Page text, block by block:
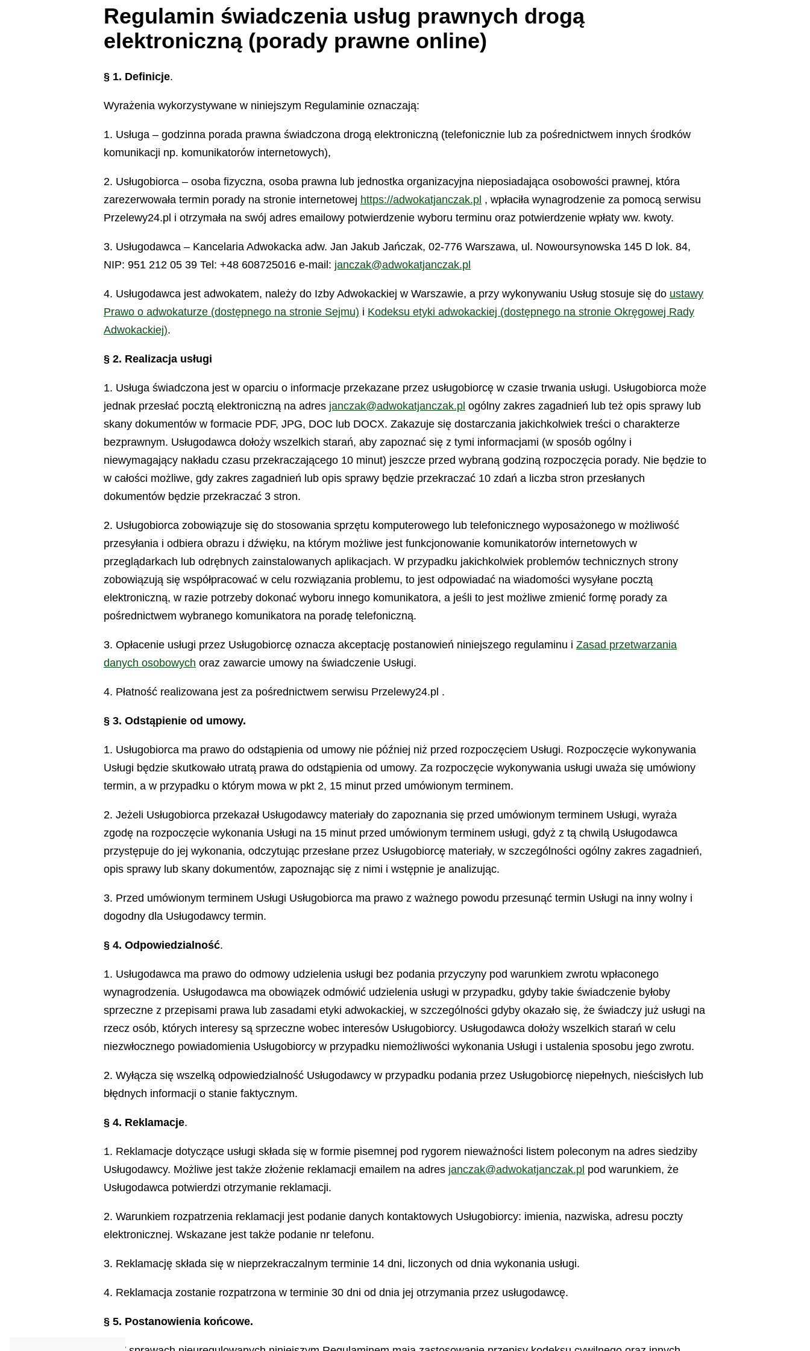
Regulamin świadczenia usług prawnych drogą
elektroniczną (porady prawne online)
§ 1. Definicje.
Wyrażenia wykorzystywane w niniejszym Regulaminie oznaczają:
1. Usługa – godzinna porada prawna świadczona drogą elektroniczną (telefonicznie lub za pośrednictwem innych środków
komunikacji np. komunikatorów internetowych),
2. Usługobiorca – osoba fizyczna, osoba prawna lub jednostka organizacyjna nieposiadająca osobowości prawnej, która
zarezerwowała termin porady na stronie internetowej https://adwokatjanczak.pl , wpłaciła wynagrodzenie za pomocą serwisu
Przelewy24.pl i otrzymała na swój adres emailowy potwierdzenie wyboru terminu oraz potwierdzenie wpłaty ww. kwoty.
3. Usługodawca – Kancelaria Adwokacka adw. Jan Jakub Jańczak, 02-776 Warszawa, ul. Nowoursynowska 145 D lok. 84,
NIP: 951 212 05 39 Tel: +48 608725016 e-mail: janczak@adwokatjanczak.pl
4. Usługodawca jest adwokatem, należy do Izby Adwokackiej w Warszawie, a przy wykonywaniu Usług stosuje się do ustawy
Prawo o adwokaturze (dostępnego na stronie Sejmu) i Kodeksu etyki adwokackiej (dostępnego na stronie Okręgowej Rady
Adwokackiej).
§ 2. Realizacja usługi
1. Usługa świadczona jest w oparciu o informacje przekazane przez usługobiorcę w czasie trwania usługi. Usługobiorca może
jednak przesłać pocztą elektroniczną na adres janczak@adwokatjanczak.pl ogólny zakres zagadnień lub też opis sprawy lub
skany dokumentów w formacie PDF, JPG, DOC lub DOCX. Zakazuje się dostarczania jakichkolwiek treści o charakterze
bezprawnym. Usługodawca dołoży wszelkich starań, aby zapoznać się z tymi informacjami (w sposób ogólny i
niewymagający nakładu czasu przekraczającego 10 minut) jeszcze przed wybraną godziną rozpoczęcia porady. Nie będzie to
w całości możliwe, gdy zakres zagadnień lub opis sprawy będzie przekraczać 10 zdań a liczba stron przesłanych
dokumentów będzie przekraczać 3 stron.
2. Usługobiorca zobowiązuje się do stosowania sprzętu komputerowego lub telefonicznego wyposażonego w możliwość
przesyłania i odbiera obrazu i dźwięku, na którym możliwe jest funkcjonowanie komunikatorów internetowych w
przeglądarkach lub odrębnych zainstalowanych aplikacjach. W przypadku jakichkolwiek problemów technicznych strony
zobowiązują się współpracować w celu rozwiązania problemu, to jest odpowiadać na wiadomości wysyłane pocztą
elektroniczną, w razie potrzeby dokonać wyboru innego komunikatora, a jeśli to jest możliwe zmienić formę porady za
pośrednictwem wybranego komunikatora na poradę telefoniczną.
3. Opłacenie usługi przez Usługobiorcę oznacza akceptację postanowień niniejszego regulaminu i Zasad przetwarzania
danych osobowych oraz zawarcie umowy na świadczenie Usługi.
4. Płatność realizowana jest za pośrednictwem serwisu Przelewy24.pl .
§ 3. Odstąpienie od umowy.
1. Usługobiorca ma prawo do odstąpienia od umowy nie później niż przed rozpoczęciem Usługi. Rozpoczęcie wykonywania
Usługi będzie skutkowało utratą prawa do odstąpienia od umowy. Za rozpoczęcie wykonywania usługi uważa się umówiony
termin, a w przypadku o którym mowa w pkt 2, 15 minut przed umówionym terminem.
2. Jeżeli Usługobiorca przekazał Usługodawcy materiały do zapoznania się przed umówionym terminem Usługi, wyraża
zgodę na rozpoczęcie wykonania Usługi na 15 minut przed umówionym terminem usługi, gdyż z tą chwilą Usługodawca
przystępuje do jej wykonania, odczytując przesłane przez Usługobiorcę materiały, w szczególności ogólny zakres zagadnień,
opis sprawy lub skany dokumentów, zapoznając się z nimi i wstępnie je analizując.
3. Przed umówionym terminem Usługi Usługobiorca ma prawo z ważnego powodu przesunąć termin Usługi na inny wolny i
dogodny dla Usługodawcy termin.
§ 4. Odpowiedzialność.
1. Usługodawca ma prawo do odmowy udzielenia usługi bez podania przyczyny pod warunkiem zwrotu wpłaconego
wynagrodzenia. Usługodawca ma obowiązek odmówić udzielenia usługi w przypadku, gdyby takie świadczenie byłoby
sprzeczne z przepisami prawa lub zasadami etyki adwokackiej, w szczególności gdyby okazało się, że świadczy już usługi na
rzecz osób, których interesy są sprzeczne wobec interesów Usługobiorcy. Usługodawca dołoży wszelkich starań w celu
niezwłocznego powiadomienia Usługobiorcy w przypadku niemożliwości wykonania Usługi i ustalenia sposobu jego zwrotu.
2. Wyłącza się wszelką odpowiedzialność Usługodawcy w przypadku podania przez Usługobiorcę niepełnych, nieścisłych lub
błędnych informacji o stanie faktycznym.
§ 4. Reklamacje.
1. Reklamacje dotyczące usługi składa się w formie pisemnej pod rygorem nieważności listem poleconym na adres siedziby
Usługodawcy. Możliwe jest także złożenie reklamacji emailem na adres janczak@adwokatjanczak.pl pod warunkiem, że
Usługodawca potwierdzi otrzymanie reklamacji.
2. Warunkiem rozpatrzenia reklamacji jest podanie danych kontaktowych Usługobiorcy: imienia, nazwiska, adresu poczty
elektronicznej. Wskazane jest także podanie nr telefonu.
3. Reklamację składa się w nieprzekraczalnym terminie 14 dni, liczonych od dnia wykonania usługi.
4. Reklamacja zostanie rozpatrzona w terminie 30 dni od dnia jej otrzymania przez usługodawcę.
§ 5. Postanowienia końcowe.